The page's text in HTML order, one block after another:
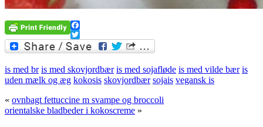
Facebook
Twitter
is med br is med skovjordbær is med sojafløde is med vilde bær is
uden mælk og æg kokosis skovjordbær sojais vegansk is
« ovnbagt fettuccine m svampe og broccoli
orientalske bladbeder i kokoscreme »